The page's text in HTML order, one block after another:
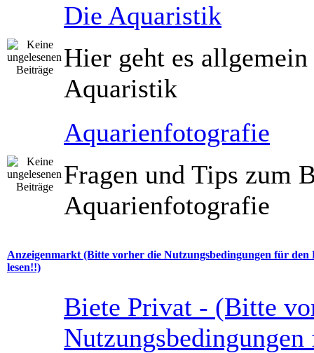
Die Aquaristik
Hier geht es
Aquaristik
Aquarienfotografie
Fragen und Tips zum
Aquarienfotografie
Anzeigenmarkt (Bitte vorher die Nutzungsbedingungen für den
lesen!!)
Biete Privat - (Bitte
Nutzungsbedingungen